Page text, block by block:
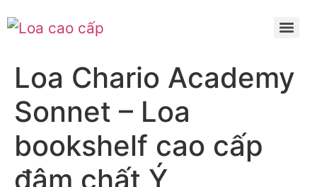
to
Loa Chario Academy
Sonnet – Loa
bookshelf cao cấp
đậm chất Ý